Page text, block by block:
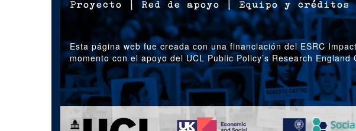
Proyecto | Red de apoyo | Equipo y créditos
Esta página web fue creada con una financiación del ESRC
momento con el apoyo del UCL Public Policy’s Research